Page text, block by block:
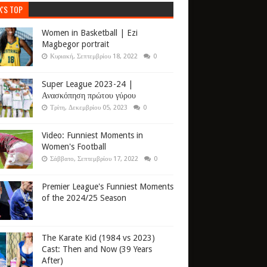
TOP
Women in Basketball | Ezi
Magbegor portrait
Κυριακή, Σεπτεμβρίου 18, 2022 0
Super League 2023-24 |
Ανασκόπηση πρώτου γύρου
Τρίτη, Δεκεμβρίου 05, 2023 0
Video: Funniest Moments in
Women's Football
Σάββατο, Σεπτεμβρίου 17, 2022 0
Premier League's Funniest Moments
of the 2024/25 Season
The Karate Kid (1984 vs 2023)
Cast: Then and Now (39 Years
After)